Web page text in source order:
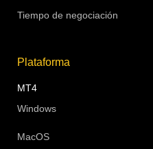
Tiempo de negociación
Plataforma
MT4
Windows
MacOS